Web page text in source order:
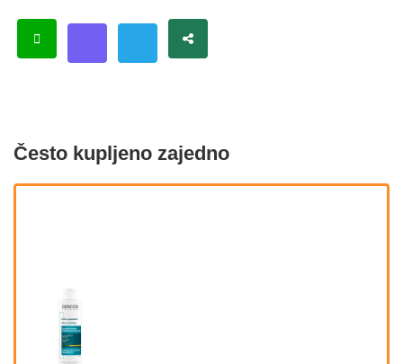
Često kupljeno zajedno